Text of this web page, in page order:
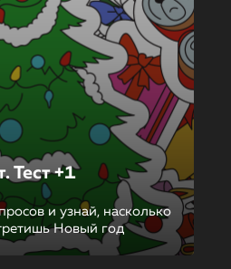
Тест +1
и узнай, насколько
Новый год